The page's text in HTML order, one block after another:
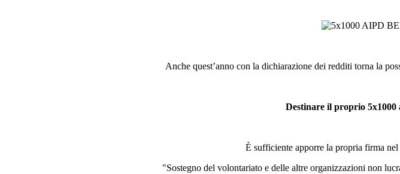
Anche quest’anno con la dichiarazione dei redditi torna la
Destinare il proprio 5x1000
È sufficiente apporre la propria firma
"Sostegno del volontariato e delle altre organizzazioni non